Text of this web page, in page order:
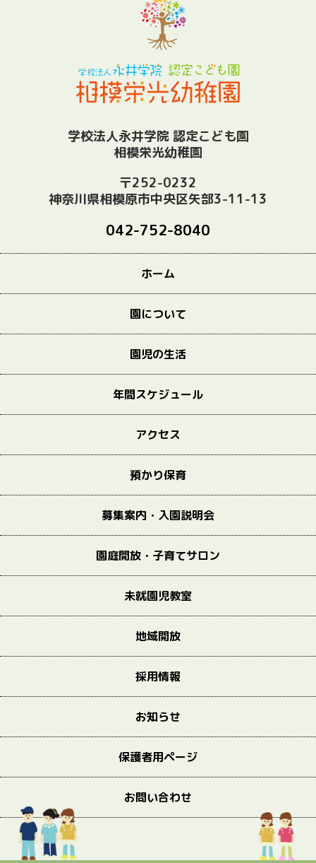
学校法人永井学院 認定こども園
相模栄光幼稚園
〒252-0232
神奈川県相模原市中央区矢部3-11-13
042-752-8040
ホーム
園について
園児の生活
年間スケジュール
アクセス
預かり保育
募集案内・入園説明会
園庭開放・子育てサロン
未就園児教室
地域開放
採用情報
お知らせ
保護者用ページ
お問い合わせ